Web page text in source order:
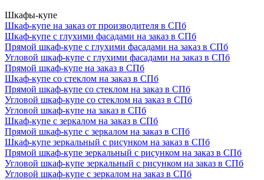
Шкафы-купе
Шкаф-купе на заказ от производителя в СПб
Шкаф-купе с глухими фасадами на заказ в СПб
Прямой шкаф-купе с глухими фасадами на заказ в СПб
Угловой шкаф-купе с глухими фасадами на заказ в СПб
Прямой шкаф-купе на заказ в СПб
Шкаф-купе со стеклом на заказ в СПб
Прямой шкаф-купе со стеклом на заказ в СПб
Угловой шкаф-купе со стеклом на заказ в СПб
Угловой шкаф-купе на заказ в СПб
Шкаф-купе с зеркалом на заказ в СПб
Прямой шкаф-купе с зеркалом на заказ в СПб
Шкаф-купе зеркальный с рисунком на заказ в СПб
Прямой шкаф-купе зеркальный с рисунком на заказ в СПб
Угловой шкаф-купе зеркальный с рисунком на заказ в СПб
Угловой шкаф-купе с зеркалом на заказ в СПб